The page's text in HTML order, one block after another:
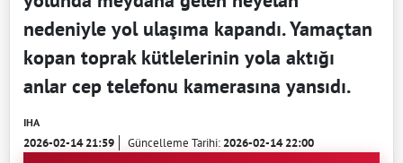
nedeniyle yol ulaşıma kapandı. Yamaçtan
kopan toprak kütlelerinin yola aktığı
anlar cep telefonu kamerasına yansıdı.
IHA
2026-02-14 21:59 Güncelleme Tarihi:2026-02-14 22:00